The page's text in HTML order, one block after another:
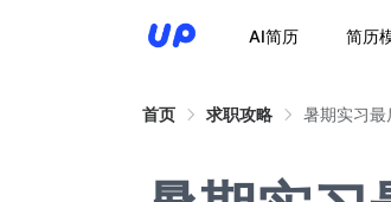
AI简历 简历
首页 求职攻略 暑期实习